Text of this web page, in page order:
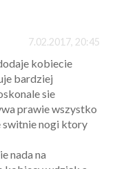
7.02.2017, 20:45
kobiecie
bardziej
sie
prawie wszystko
switnie nogi ktory
nada na